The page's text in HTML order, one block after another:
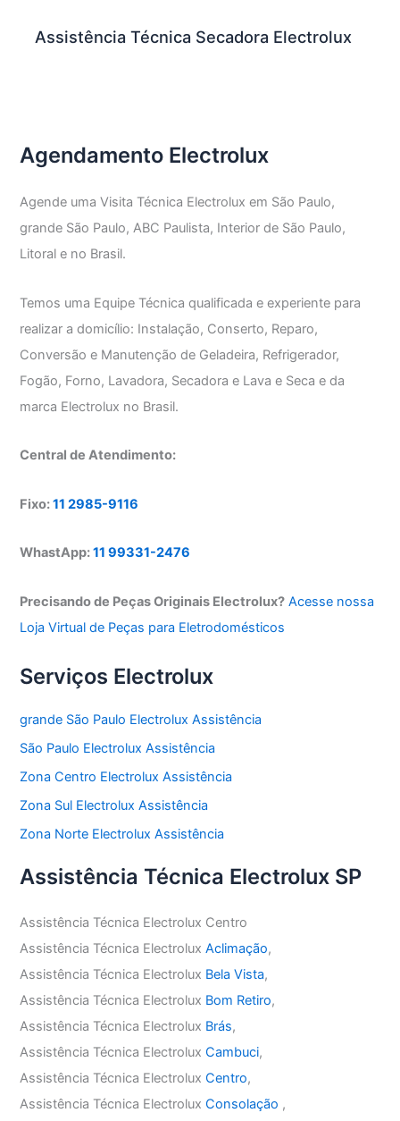
Assistência Técnica Secadora Electrolux
Agendamento Electrolux
Agende uma Visita Técnica Electrolux em São Paulo,
grande São Paulo, ABC Paulista, Interior de São Paulo,
Litoral e no Brasil.
Temos uma Equipe Técnica qualificada e experiente para
realizar a domicílio: Instalação, Conserto, Reparo,
Conversão e Manutenção de Geladeira, Refrigerador,
Fogão, Forno, Lavadora, Secadora e Lava e Seca e da
marca Electrolux no Brasil.
Central de Atendimento:
Fixo:11 2985-9116
WhastApp:11 99331-2476
Precisando de Peças Originais Electrolux? Acesse nossa
Loja Virtual de Peças para Eletrodomésticos
Serviços Electrolux
grande São Paulo Electrolux Assistência
São Paulo Electrolux Assistência
Zona Centro Electrolux Assistência
Zona Sul Electrolux Assistência
Zona Norte Electrolux Assistência
Assistência Técnica Electrolux SP
Assistência Técnica Electrolux Centro
Assistência Técnica ElectroluxAclimação,
Assistência Técnica Electrolux Bela Vista,
Assistência Técnica Electrolux Bom Retiro,
Assistência Técnica Electrolux Brás,
Assistência Técnica ElectroluxCambuci,
Assistência Técnica ElectroluxCentro,
Assistência Técnica ElectroluxConsolação ,